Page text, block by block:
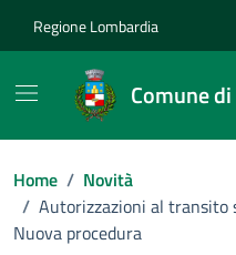
Regione Lombardia
Comune
Home / Novità
/ Autorizzazioni al transito
Nuova procedura